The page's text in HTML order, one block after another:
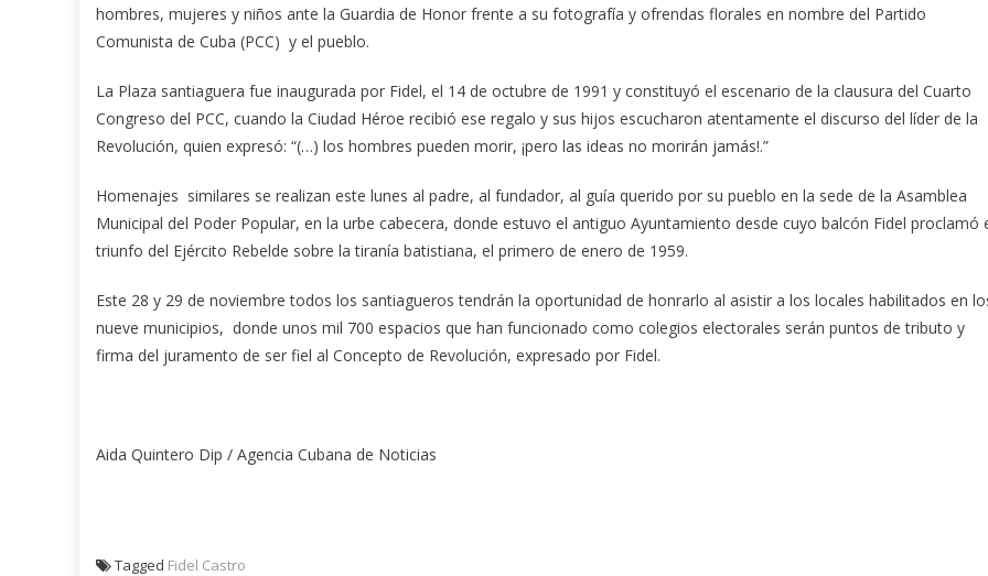
hombres, mujeres y niños ante la Guardia de Honor frente a su fotografía y ofrendas florales en nombre del Partido
Comunista de Cuba (PCC) y el pueblo.
La Plaza santiaguera fue inaugurada por Fidel, el 14 de octubre de 1991 y constituyó el escenario de la clausura del Cuarto
Congreso del PCC, cuando la Ciudad Héroe recibió ese regalo y sus hijos escucharon atentamente el discurso del líder de la
Revolución, quien expresó: “(…) los hombres pueden morir, ¡pero las ideas no morirán jamás!.”
Homenajes similares se realizan este lunes al padre, al fundador, al guía querido por su pueblo en la sede de la Asamblea
Municipal del Poder Popular, en la urbe cabecera, donde estuvo el antiguo Ayuntamiento desde cuyo balcón Fidel proclamó
triunfo del Ejército Rebelde sobre la tiranía batistiana, el primero de enero de 1959.
Este 28 y 29 de noviembre todos los santiagueros tendrán la oportunidad de honrarlo al asistir a los locales habilitados en
nueve municipios, donde unos mil 700 espacios que han funcionado como colegios electorales serán puntos de tributo y
firma del juramento de ser fiel al Concepto de Revolución, expresado por Fidel.
Aida Quintero Dip / Agencia Cubana de Noticias
Tagged Fidel Castro